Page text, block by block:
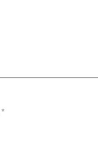
*